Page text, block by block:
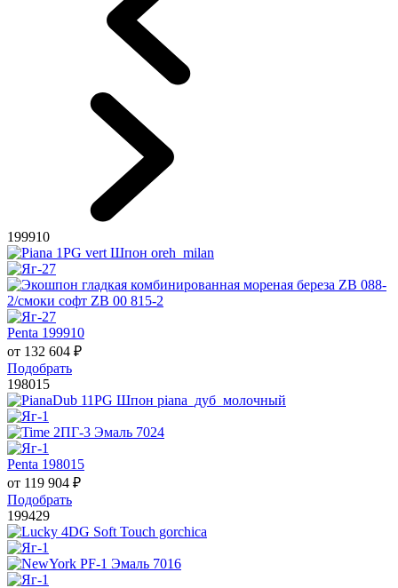
199910
Penta 199910
от 132 604 ₽
Подобрать
198015
Penta 198015
от 119 904 ₽
Подобрать
199429